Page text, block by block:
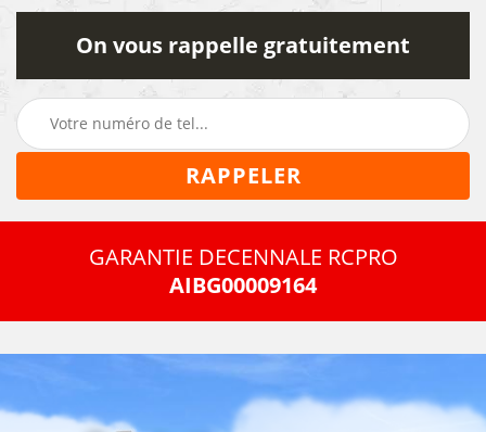
On vous rappelle gratuitement
GARANTIE DECENNALE RCPRO
AIBG00009164